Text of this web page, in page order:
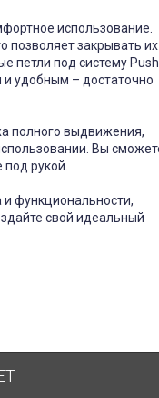
использование.
позволяет закрывать их
петли под систему
и удобным – достаточно
полного выдвижения,
Вы
под рукой.
функциональности,
свой идеальный